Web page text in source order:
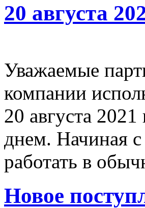
20 августа
Уважаемые
компании
20 августа
днем. Начиная
работать в
Новое